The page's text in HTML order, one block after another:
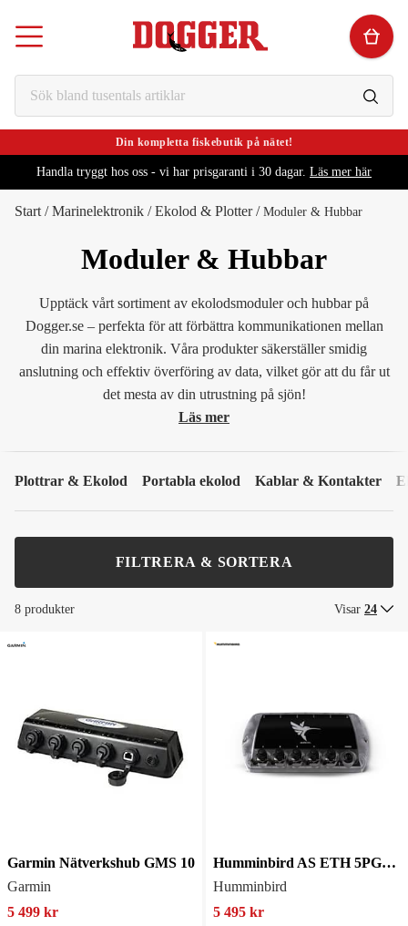
Din kompletta fiskebutik på nätet!
Handla tryggt hos oss - vi har prisgaranti i 30 dagar. Läs mer här
Start /Marinelektronik /Ekolod & Plotter/ Moduler & Hubbar
Moduler & Hubbar
Upptäck vårt sortiment av ekolodsmoduler och hubbar på
Dogger.se – perfekta för att förbättra kommunikationen mellan
din marina elektronik. Våra produkter säkerställer smidig
anslutning och effektiv överföring av data, vilket gör att du får ut
det mesta av din utrustning på sjön!
Läs mer
Plottrar & Ekolod Portabla ekolod Kablar & Kontakter
FILTRERA & SORTERA
8 produkter Visar 24
Garmin Nätverkshub GMS 10
Garmin
5 499 kr
Humminbird AS ETH 5PGL nätverksswitch
Humminbird
5 495 kr